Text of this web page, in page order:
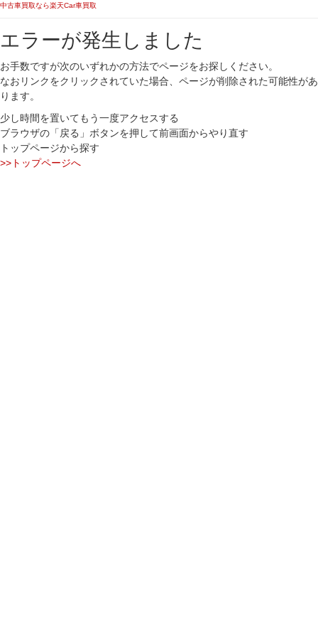
中古車買取なら楽天Car車買取
エラーが発生しました
お手数ですが次のいずれかの方法でページをお探しください。
なおリンクをクリックされていた場合、ページが削除された可能性があ
ります。
少し時間を置いてもう一度アクセスする
ブラウザの「戻る」ボタンを押して前画面からやり直す
トップページから探す
>>トップページへ